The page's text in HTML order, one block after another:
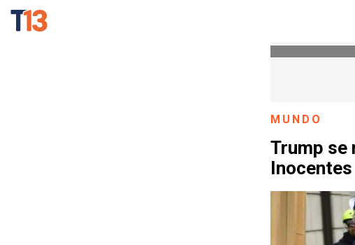
MUNDO
Trump se
Inocentes